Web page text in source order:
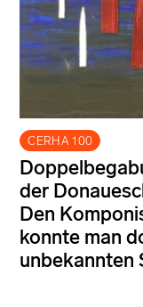
CERHA 100
der
Den
konnte man
unbekannten